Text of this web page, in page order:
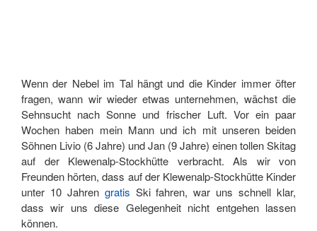
Wenn der Nebel im Tal hängt und die Kinder immer öfter
fragen, wann wir wieder etwas unternehmen, wächst die
Sehnsucht nach Sonne und frischer Luft. Vor ein paar
Wochen haben mein Mann und ich mit unseren beiden
Söhnen Livio (6 Jahre) und Jan (9 Jahre) einen tollen Skitag
auf der Klewenalp-Stockhütte verbracht. Als wir von
Freunden hörten, dass auf der Klewenalp-Stockhütte Kinder
unter 10 Jahren gratis Ski fahren, war uns schnell klar,
dass wir uns diese Gelegenheit nicht entgehen lassen
können.